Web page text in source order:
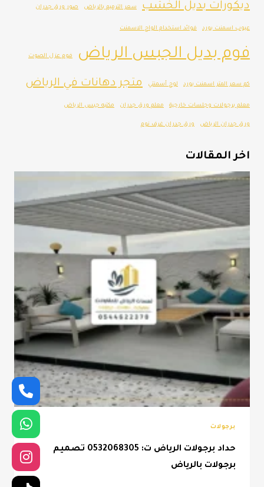
ديكورات بديل الخشب سعر الترميم بالرياض صور ورق جدران
عيوب اسمنت بورد فوائد استخدام الواح الاسمنت
فوم بديل الجبس الرياض فوم عزل الصوت
كم سعر المتر اسمنت بورد لوح أسمنتي متجر دهانات في الرياض
معلم برجولات وجلسات خارجية معلم ورق جدران مكتبه جبس الرياض
ورق جدران الرياض ورق جدران غرف نوم
اخر المقالات
برجولات
حداد برجولات الرياض ت: 0532068305 تصميم
برجولات بالرياض